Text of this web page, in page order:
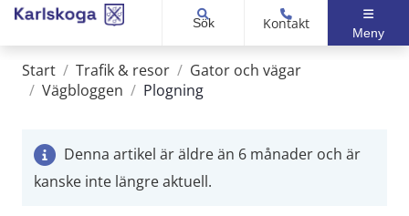
Sök Kontakt
Meny
Start / Trafik & resor / Gator och vägar
/ Vägbloggen / Plogning
Denna artikel är äldre än 6 månader och är
kanske inte längre aktuell.